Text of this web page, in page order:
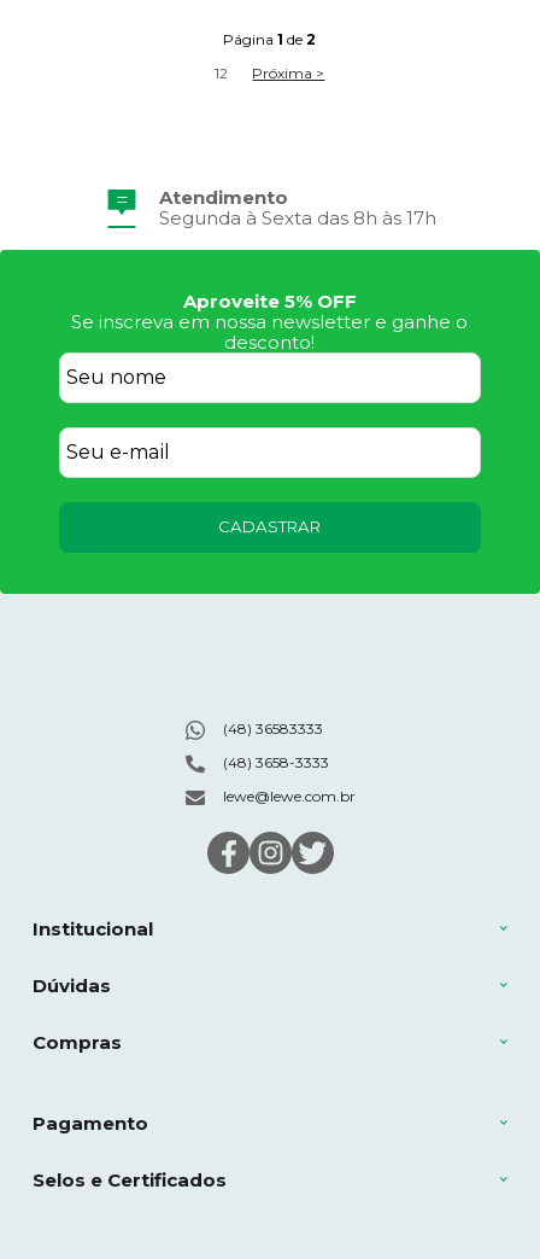
Página1 de2
12 Próxima >
Frete Grátis
Consulte Regulamento
Aproveite 5% OFF
Se inscreva em nossa newsletter e ganhe o
desconto!
CADASTRAR
Institucional
Dúvidas
Compras
(48) 36583333
(48) 3658-3333
lewe@lewe.com.br
Pagamento
Selos e Certificados